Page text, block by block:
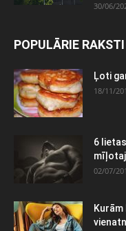
30/06/
POPULĀRIE RAKSTI
Ļoti
18/11/
6
02/07/